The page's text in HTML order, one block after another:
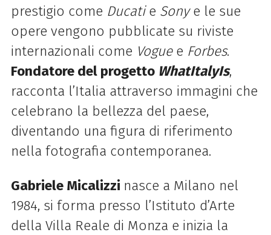
prestigio come Ducatie Sonye le sue
opere vengono pubblicate su riviste
internazionali come Voguee Forbes.
Fondatore del progetto WhatItalyIs,
racconta l’Italia attraverso immagini che
celebrano la bellezza del paese,
diventando una figura di riferimento
nella fotografia contemporanea.
Gabriele Micalizzi nasce a Milano nel
1984, si forma presso l’Istituto d’Arte
della Villa Reale di Monza e inizia la